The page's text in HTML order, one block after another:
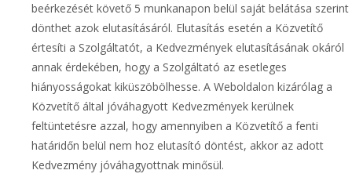
beérkezését követő 5 munkanapon belül saját belátása szerint
dönthet azok elutasításáról. Elutasítás esetén a Közvetítő
értesíti a Szolgáltatót, a Kedvezmények elutasításának okáról
annak érdekében, hogy a Szolgáltató az esetleges
hiányosságokat kiküszöbölhesse. A Weboldalon kizárólag a
Közvetítő által jóváhagyott Kedvezmények kerülnek
feltüntetésre azzal, hogy amennyiben a Közvetítő a fenti
határidőn belül nem hoz elutasító döntést, akkor az adott
Kedvezmény jóváhagyottnak minősül.